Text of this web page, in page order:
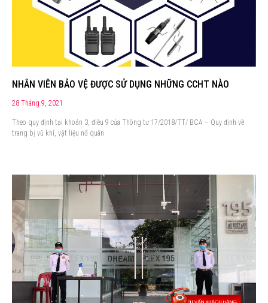
NHÂN VIÊN BẢO VỆ ĐƯỢC SỬ DỤNG NHỮNG CCHT NÀO
28 Tháng 9, 2021
Theo quy định tại khoản 3, điều 9 của Thông tư 17/2018/TT/ BCA – Quy định về
trang bị vũ khí, vật liệu nổ quân